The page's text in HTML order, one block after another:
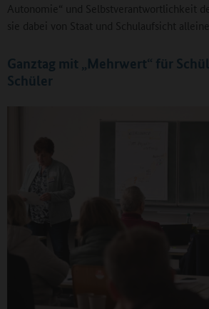
Autonomie“ und Selbstverantwortlichkeit
sie dabei von Staat und Schulaufsicht
Ganztag mit „Mehrwert“ für
Schüler